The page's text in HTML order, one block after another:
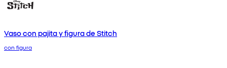
Vaso con pajita y figura de Stitch
con figura